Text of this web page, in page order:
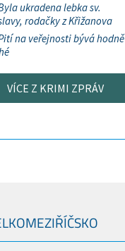
ukradena lebka sv.
rodačky z Křižanova
na veřejnosti bývá hodně
VÍCE Z KRIMI ZPRÁV